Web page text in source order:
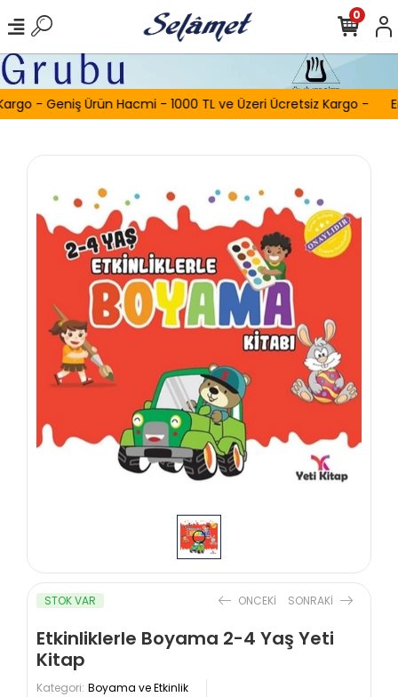
- Geniş Ürün Hacmi - 1000 TL ve Üzeri Ücretsiz Kargo -
0
STOK VAR ONCEKI SONRAKI
Etkinliklerle Boyama 2-4 Yaş Yeti
Kitap
Kategori: Boyama ve Etkinlik